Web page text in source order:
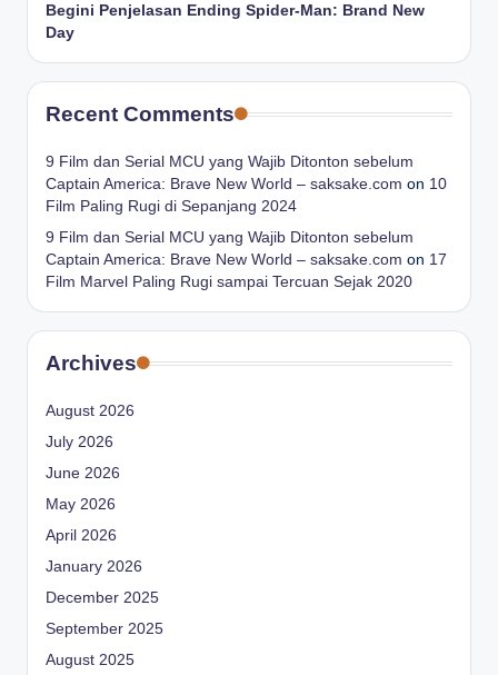
Begini Penjelasan Ending Spider-Man: Brand New
Day
Recent Comments
9 Film dan Serial MCU yang Wajib Ditonton sebelum
Captain America: Brave New World – saksake.com on 10
Film Paling Rugi di Sepanjang 2024
9 Film dan Serial MCU yang Wajib Ditonton sebelum
Captain America: Brave New World – saksake.com on 17
Film Marvel Paling Rugi sampai Tercuan Sejak 2020
Archives
August 2026
July 2026
June 2026
May 2026
April 2026
January 2026
December 2025
September 2025
August 2025